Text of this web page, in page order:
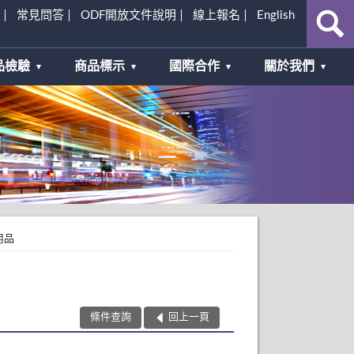
常見問答 ODF開放文件說明 線上報名 English
檢驗 商品標示 國際合作 關於我們
品
條件查詢 回上一頁